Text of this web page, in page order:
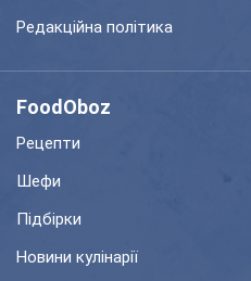
Редакційна політика
FoodOboz
Рецепти
Шефи
Підбірки
Новини кулінарії